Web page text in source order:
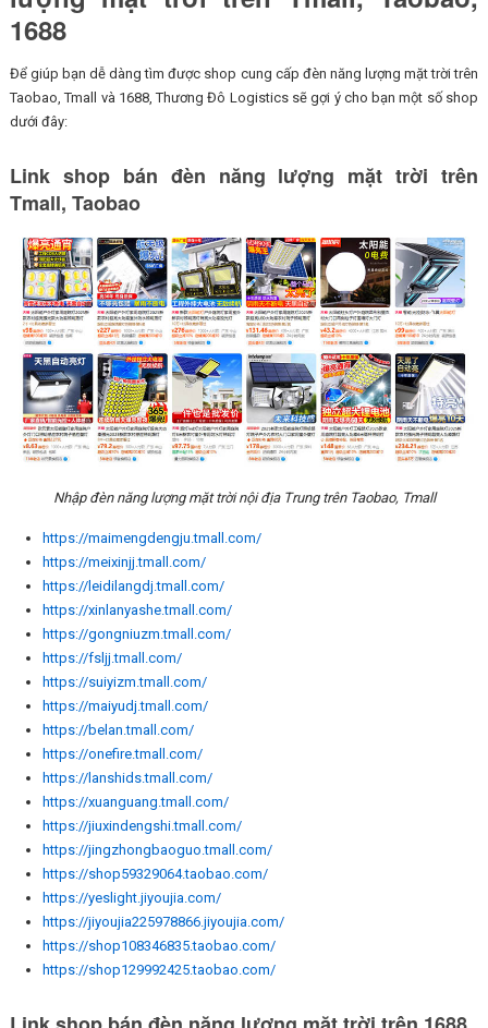
1688
Để giúp bạn dễ dàng tìm được shop cung cấp đèn năng lượng mặt trời trên
Taobao, Tmall và 1688, Thương Đô Logistics sẽ gợi ý cho bạn một số shop
dưới đây:
Link shop bán đèn năng lượng mặt trời trên
Tmall, Taobao
Nhập đèn năng lượng mặt trời nội địa Trung trên Taobao, Tmall
https://maimengdengju.tmall.com/
https://meixinjj.tmall.com/
https://leidilangdj.tmall.com/
https://xinlanyashe.tmall.com/
https://gongniuzm.tmall.com/
https://fsljj.tmall.com/
https://suiyizm.tmall.com/
https://maiyudj.tmall.com/
https://belan.tmall.com/
https://onefire.tmall.com/
https://lanshids.tmall.com/
https://xuanguang.tmall.com/
https://jiuxindengshi.tmall.com/
https://jingzhongbaoguo.tmall.com/
https://shop59329064.taobao.com/
https://yeslight.jiyoujia.com/
https://jiyoujia225978866.jiyoujia.com/
https://shop108346835.taobao.com/
https://shop129992425.taobao.com/